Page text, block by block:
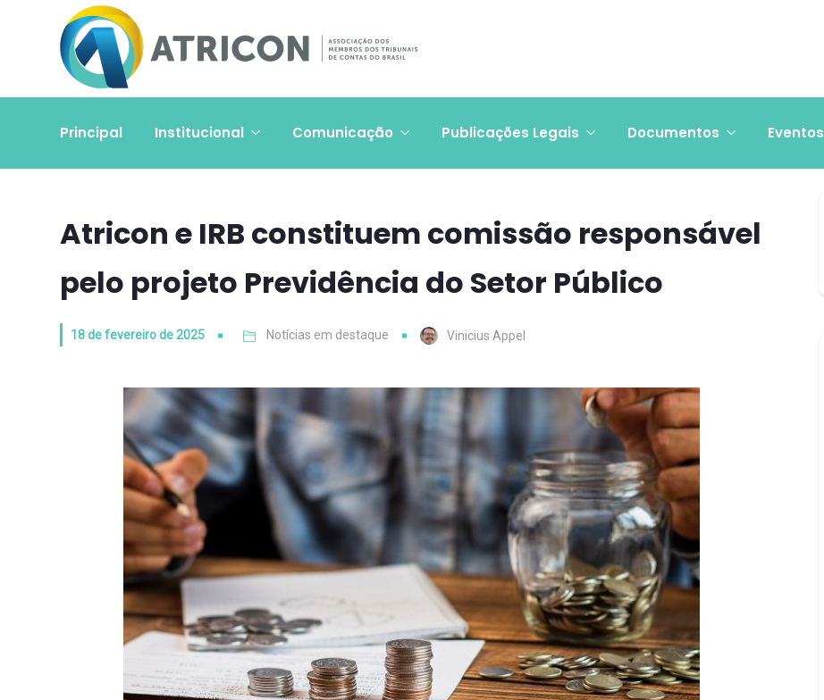
Principal Institucional Comunicação Publicações Legais Documentos Eventos
Atricon e IRB constituem comissão responsável
pelo projeto Previdência do Setor Público
18 de fevereiro de 2025 Notícias em destaque Vinicius Appel